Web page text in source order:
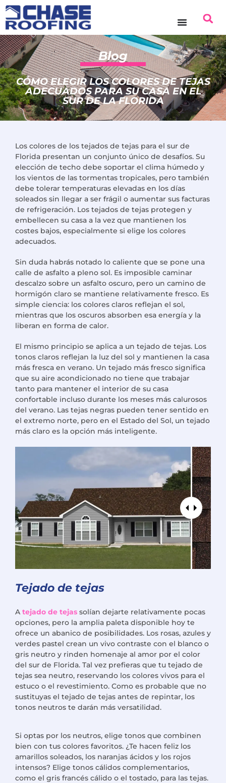
Blog
CÓMO ELEGIR LOS COLORES DE TEJAS
ADECUADOS PARA SU CASA EN EL
SUR DE LA FLORIDA
Los colores de los tejados de tejas para el sur de
Florida presentan un conjunto único de desafíos. Su
elección de techo debe soportar el clima húmedo y
los vientos de las tormentas tropicales, pero también
debe tolerar temperaturas elevadas en los días
soleados sin llegar a ser frágil o aumentar sus facturas
de refrigeración. Los tejados de tejas protegen y
embellecen su casa a la vez que mantienen los
costes bajos, especialmente si elige los colores
adecuados.
Sin duda habrás notado lo caliente que se pone una
calle de asfalto a pleno sol. Es imposible caminar
descalzo sobre un asfalto oscuro, pero un camino de
hormigón claro se mantiene relativamente fresco. Es
simple ciencia: los colores claros reflejan el sol,
mientras que los oscuros absorben esa energía y la
liberan en forma de calor.
El mismo principio se aplica a un tejado de tejas. Los
tonos claros reflejan la luz del sol y mantienen la casa
más fresca en verano. Un tejado más fresco significa
que su aire acondicionado no tiene que trabajar
tanto para mantener el interior de su casa
confortable incluso durante los meses más calurosos
del verano. Las tejas negras pueden tener sentido en
el extremo norte, pero en el Estado del Sol, un tejado
más claro es la opción más inteligente.
Tejado de tejas
A tejado de tejas solían dejarte relativamente pocas
opciones, pero la amplia paleta disponible hoy te
ofrece un abanico de posibilidades. Los rosas, azules y
verdes pastel crean un vivo contraste con el blanco o
gris neutro y rinden homenaje al amor por el color
del sur de Florida. Tal vez prefieras que tu tejado de
tejas sea neutro, reservando los colores vivos para el
estuco o el revestimiento. Como es probable que no
sustituyas el tejado de tejas antes de repintar, los
tonos neutros te darán más versatilidad.
Si optas por los neutros, elige tonos que combinen
bien con tus colores favoritos. ¿Te hacen feliz los
amarillos soleados, los naranjas ácidos y los rojos
intensos? Elige tonos cálidos complementarios,
como el gris francés cálido o el tostado, para las tejas.